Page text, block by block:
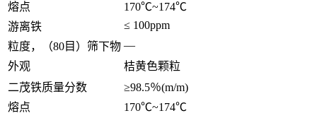
熔点
170℃~174℃
游离铁
≤ 100ppm
粒度，（80目）筛下物 —
外观
桔黄色颗粒
二茂铁质量分数
≥98.5％(m/m)
熔点
170℃~174℃